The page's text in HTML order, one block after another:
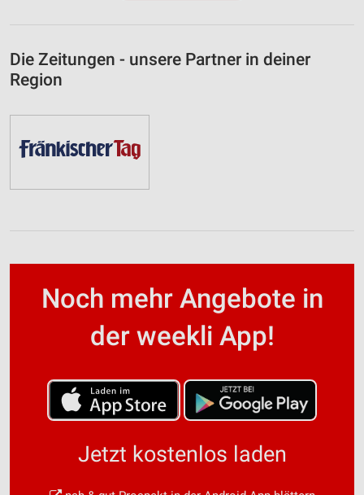
Die Zeitungen - unsere Partner in deiner
Region
Noch mehr Angebote in
der weekli App!
Jetzt kostenlos laden